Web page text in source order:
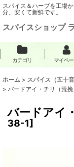
スパイス＆ハーブを工場
分、安くて新鮮です。
スパイスショップ
カテゴリ マイペ
ホーム > スパイス（五十音
> バードアイ・チリ（荒挽
バードアイ
38-1]